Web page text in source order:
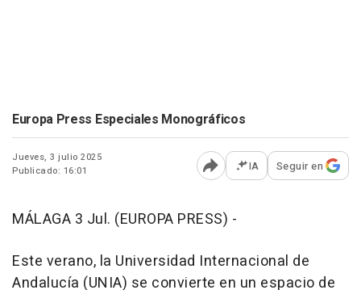
Europa Press Especiales Monográficos
Jueves, 3 julio 2025
Publicado: 16:01
Abrir opciones para
IA Seguir en
MÁLAGA 3 Jul. (EUROPA PRESS) -
Este verano, la Universidad Internacional de
Andalucía (UNIA) se convierte en un espacio de